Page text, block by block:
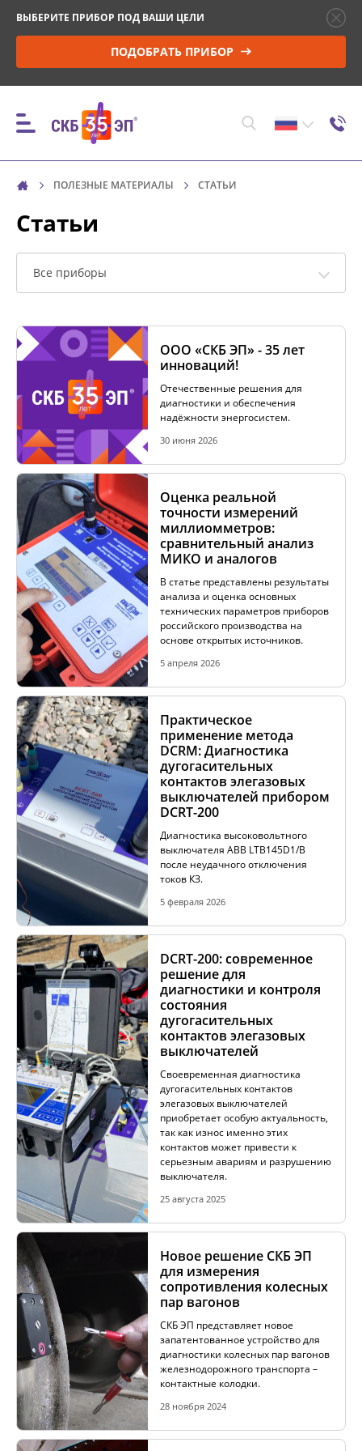
ВЫБЕРИТЕ ПРИБОР ПОД ВАШИ ЦЕЛИ
ПОДОБРАТЬ ПРИБОР
ПРИБОРЫ
КОНТРОЛЬ ПАРАМЕТРОВ И МОНИТОРИНГ
ВЫСОКОВОЛЬТНЫХ ВЫКЛЮЧАТЕЛЕЙ (ВВ)
МИНИМАЛЬНОГО НАПРЯЖЕНИЯ
СРАБАТЫВАНИЯ
ИЗМЕРЕНИЕ СОПРОТИВЛЕНИЯ В
БЕЗИНДУКТИВНЫХ ОБЪЕКТАХ
ИЗМЕРЕНИЕ СОПРОТИВЛЕНИЯ В ИНДУКТИВНЫХ
ОБЪЕКТАХ
РАЗМАГНИЧИВАНИЕ ТРАНСФОРМАТОРОВ
ИСПЫТАНИЯ НА НАГРЕВ (ТЕСТ ОХЛАЖДЕНИЯ)
ДИАГНОСТИКА УСТРОЙСТВ РПН СИЛОВЫХ
ТРАНСФОРМАТОРОВ
КОМПЛЕКТЫ ДЛЯ ЭЛЕКТРОТЕХНИЧЕСКИХ
ЛАБОРАТОРИЙ (ЭТЛ)
ТРАССОПОИСКОВОЕ УСТРОЙСТВО И
ИДЕНТИФИКАТОРЫ НИЗКОВОЛЬТНОЙ СЕТИ
ДОПОЛНИТЕЛЬНОЕ ОБОРУДОВАНИЕ
АРХИВ
ПОДОБРАТЬ ПРИБОР
КАТАЛОГ
АКЦИИ
ОБУЧЕНИЕ
ПОЛЕЗНЫЕ МАТЕРИАЛЫ СТАТЬИ
Статьи
Все приборы
ООО «СКБ ЭП» - 35 лет
инноваций!
Отечественные решения для
диагностики и обеспечения
надёжности энергосистем.
30 июня 2026
Оценка реальной
точности измерений
миллиомметров:
сравнительный анализ
МИКО и аналогов
В статье представлены результаты
анализа и оценка основных
технических параметров приборов
российского производства на
основе открытых источников.
5 апреля 2026
Практическое
применение метода
DCRM: Диагностика
дугогасительных
контактов элегазовых
выключателей прибором
DCRT-200
Диагностика высоковольтного
выключателя ABB LTB145D1/B
после неудачного отключения
токов КЗ.
5 февраля 2026
DCRT-200: современное
решение для
диагностики и контроля
состояния
дугогасительных
контактов элегазовых
выключателей
Своевременная диагностика
дугогасительных контактов
элегазовых выключателей
приобретает особую актуальность,
так как износ именно этих
контактов может привести к
серьезным авариям и разрушению
выключателя.
25 августа 2025
Новое решение СКБ ЭП
для измерения
сопротивления колесных
пар вагонов
СКБ ЭП представляет новое
запатентованное устройство для
диагностики колесных пар вагонов
железнодорожного транспорта –
контактные колодки.
28 ноября 2024